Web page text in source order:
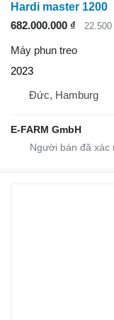
Hardi master 1200
682.000.000 ₫
22.500
Máy phun treo
2023
Đức, Hamburg
E-FARM GmbH